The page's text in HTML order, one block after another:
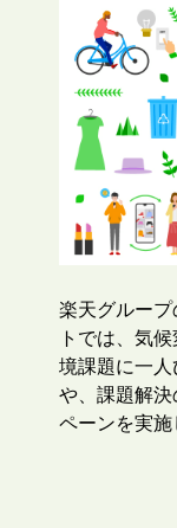
楽天グループ
トでは、気
境課題に一人
や、課題解
ペーンを実施